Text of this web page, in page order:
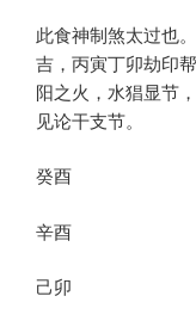
此食神制煞太过也
吉，丙寅丁卯劫印
阳之火，水猖显节
见论干支节。
癸酉
辛酉
己卯